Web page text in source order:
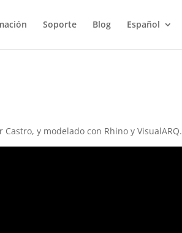
Soporte Blog Español
y modelado con Rhino y VisualARQ.